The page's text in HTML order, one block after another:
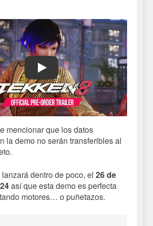
Play
mencionar que los datos
la demo no serán transferibles al
dentro de poco, el 26 de
así que esta demo es perfecta
motores… o puñetazos.